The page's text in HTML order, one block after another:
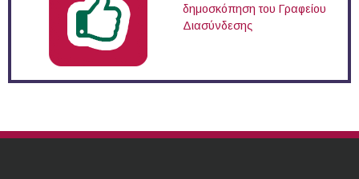
δημοσκόπηση του Γραφείου
Διασύνδεσης